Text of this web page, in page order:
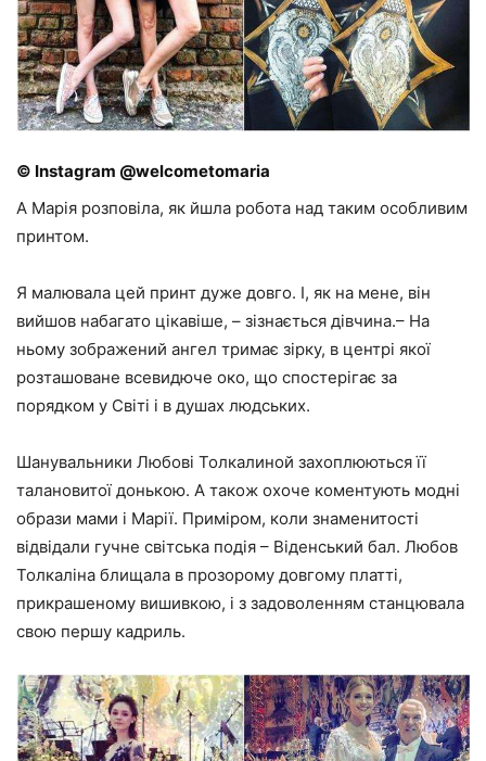
© Instagram @welcometomaria
А Марія розповіла, як йшла робота над таким особливим
принтом.
Я малювала цей принт дуже довго. І, як на мене, він
вийшов набагато цікавіше, – зізнається дівчина.– На
ньому зображений ангел тримає зірку, в центрі якої
розташоване всевидюче око, що спостерігає за
порядком у Світі і в душах людських.
Шанувальники Любові Толкалиной захоплюються її
талановитої донькою. А також охоче коментують модні
образи мами і Марії. Приміром, коли знаменитості
відвідали гучне світська подія – Віденський бал. Любов
Толкаліна блищала в прозорому довгому платті,
прикрашеному вишивкою, і з задоволенням станцювала
свою першу кадриль.